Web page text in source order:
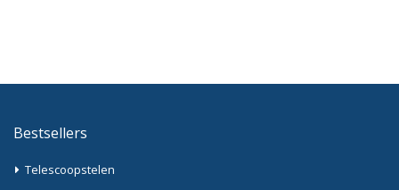
Bestsellers
Telescoopstelen